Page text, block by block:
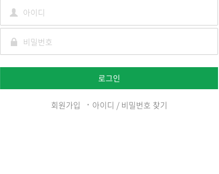
로그인
회원가입 아이디 / 비밀번호 찾기